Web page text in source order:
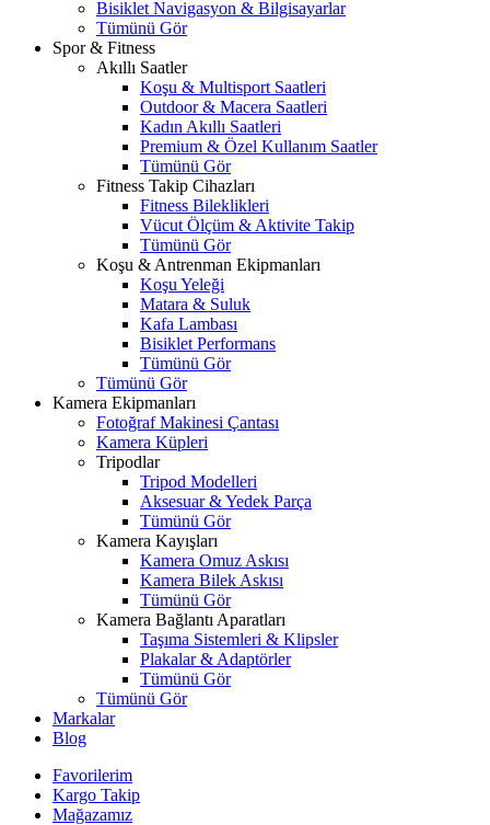
Bisiklet Navigasyon & Bilgisayarlar
Tümünü Gör
Spor & Fitness
Akıllı Saatler
Koşu & Multisport Saatleri
Outdoor & Macera Saatleri
Kadın Akıllı Saatleri
Premium & Özel Kullanım Saatler
Tümünü Gör
Fitness Takip Cihazları
Fitness Bileklikleri
Vücut Ölçüm & Aktivite Takip
Tümünü Gör
Koşu & Antrenman Ekipmanları
Koşu Yeleği
Matara & Suluk
Kafa Lambası
Bisiklet Performans
Tümünü Gör
Tümünü Gör
Kamera Ekipmanları
Fotoğraf Makinesi Çantası
Kamera Küpleri
Tripodlar
Tripod Modelleri
Aksesuar & Yedek Parça
Tümünü Gör
Kamera Kayışları
Kamera Omuz Askısı
Kamera Bilek Askısı
Tümünü Gör
Kamera Bağlantı Aparatları
Taşıma Sistemleri & Klipsler
Plakalar & Adaptörler
Tümünü Gör
Tümünü Gör
Markalar
Blog
Favorilerim
Kargo Takip
Mağazamız